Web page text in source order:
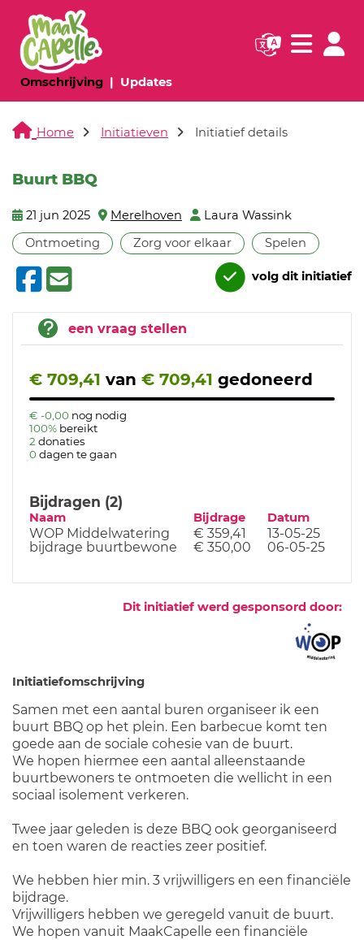
Omschrijving(huidige pagina)
Updates(huidige pagina)
Navigatie
Home Initiatieven Initiatief details
Buurt BBQ
21 jun 2025 Merelhoven
Laura Wassink
Ontmoeting
Zorg voor elkaar Spelen
volg dit initiatief
een vraag stellen
€ 709,41 van € 709,41 gedoneerd
€ -0,00 nog nodig
100% bereikt
2 donaties
0 dagen te gaan
Bijdragen (2)
Naam Bijdrage Datum
WOP Middelwatering € 359,41
13-05-25
bijdrage buurtbewone
€ 350,00 06-05-25
Dit initiatief werd gesponsord door:
Initiatiefomschrijving
Samen met een aantal buren organiseer ik een
buurt BBQ op het plein. Een barbecue komt ten
goede aan de sociale cohesie van de buurt.
We hopen hiermee een aantal alleenstaande
buurtbewoners te ontmoeten die wellicht in een
sociaal isolement verkeren.
Twee jaar geleden is deze BBQ ook georganiseerd
en toen waren de reacties zeer positief.
We hebben hier min. 3 vrijwilligers en een financiële
bijdrage.
Vrijwilligers hebben we geregeld vanuit de buurt.
We hopen vanuit MaakCapelle een financiële